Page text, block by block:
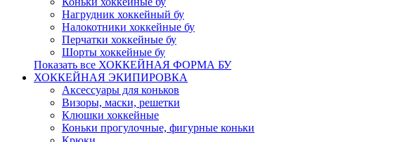
Нагрудник хоккейный бу
Налокотники хоккейные бу
Перчатки хоккейные бу
Шорты хоккейные бу
Показать все ХОККЕЙНАЯ ФОРМА БУ
ХОККЕЙНАЯ ЭКИПИРОВКА
Аксессуары для коньков
Визоры, маски, решетки
Клюшки хоккейные
Коньки прогулочные, фигурные коньки